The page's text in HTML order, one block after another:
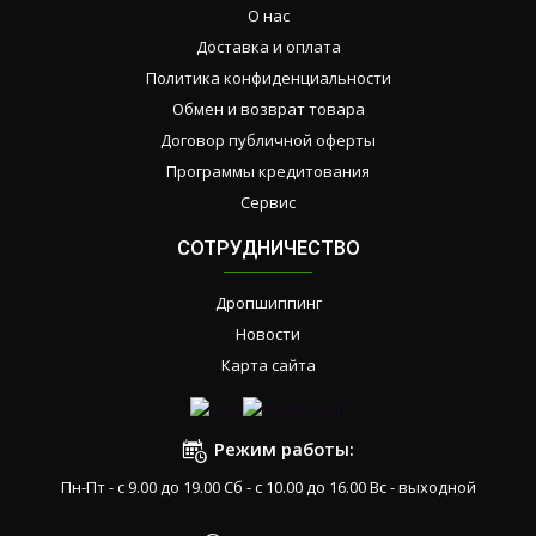
О нас
Доставка и оплата
Политика конфиденциальности
Обмен и возврат товара
Договор публичной оферты
Программы кредитования
Сервис
СОТРУДНИЧЕСТВО
Дропшиппинг
Новости
Карта сайта
Режим работы:
Пн-Пт - с 9.00 до 19.00 Сб - с 10.00 до 16.00 Вс - выходной